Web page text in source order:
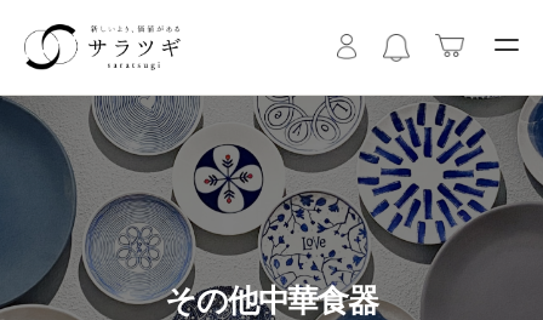
その他中華食器